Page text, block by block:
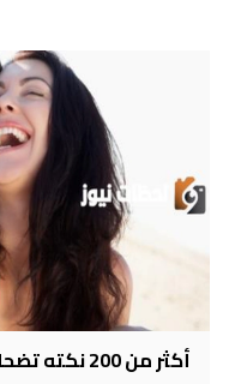
أكثر من 200 نكته تضحك نكت تضحك من القلب